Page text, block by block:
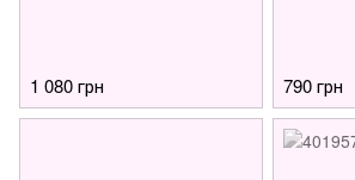
1 080 грн 790 грн